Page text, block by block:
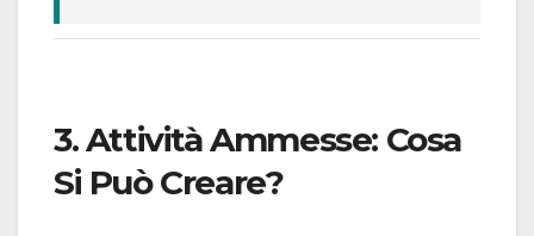
3. Attività Ammesse: Cosa
Si Può Creare?